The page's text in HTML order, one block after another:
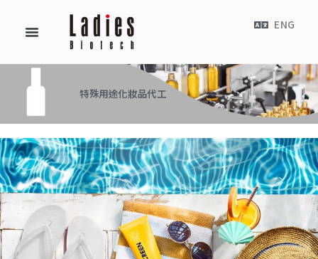
ENG
特殊用途化妝品代工